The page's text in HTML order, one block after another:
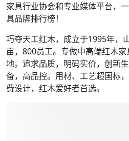
家具行业协会和专业媒体平台，
具品牌排行榜！
巧夺天工红木，成立于1995年，
亩，800员工。专做中高端红木
地。追求品质，明码实价，创新
备，高品控。用材、工艺超国标
费设计，红木爱好者首选。